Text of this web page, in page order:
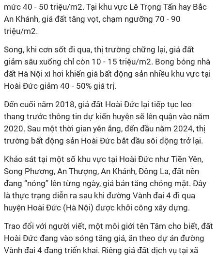
mức 40 - 50 triệu/m2. Tại khu vực Lê Trọng Tấn hay Bắc
An Khánh, giá đất tăng vọt, chạm ngưỡng 70 - 90
triệu/m2.
Song, khi cơn sốt đi qua, thị trường chững lại, giá đất
giảm sâu xuống chỉ còn 10 - 15 triệu/m2. Bong bóng nhà
đất Hà Nội xì hơi khiến giá bất động sản nhiều khu vực tại
Hoài Đức giảm 40 - 50% giá trị.
Đến cuối năm 2018, giá đất Hoài Đức lại tiếp tục leo
thang trước thông tin dự kiến huyện sẽ lên quận vào năm
2020. Sau một thời gian yên ắng, đến đầu năm 2024, thị
trường bất động sản Hoài Đức bắt đầu sôi động trở lại.
Khảo sát tại một số khu vực tại Hoài Đức như Tiền Yên,
Song Phương, An Thượng, An Khánh, Đông La, đất nền
đang “nóng” lên từng ngày, giá bán tăng chóng mặt. Đây
là thực trạng diễn ra sau khi đường Vành đai 4 đi qua
huyện Hoài Đức (Hà Nội) được khởi công xây dựng.
Trao đổi với người viết, một môi giới tên Tâm cho biết, đất
Hoài Đức đang vào sóng tăng giá, ăn theo dự án đường
Vành đai 4 đang triển khai. Riêng giá đất dịch vụ tại xã